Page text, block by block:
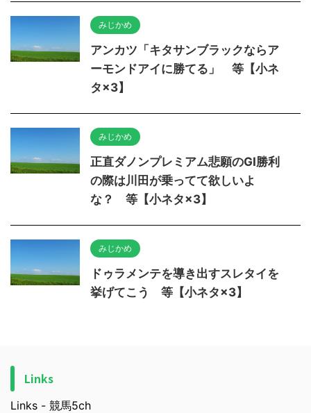
みじかめ
アンカツ「キタサンブラックならア
ーモンドアイに勝てる」 等【小ネ
タ×3】
みじかめ
正直ダノンプレミアム悲願のGI勝利
の際は川田が乗ってて欲しいよ
な？ 等【小ネタ×3】
みじかめ
ドゥラメンテを導き出すスレタイを
挙げてこう 等【小ネタ×3】
Links
Links - 競馬5ch